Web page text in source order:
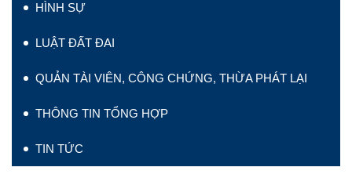
HÌNH SỰ
LUẬT ĐẤT ĐAI
QUẢN TÀI VIÊN, CÔNG CHỨNG, THỪA PHÁT LẠI
THÔNG TIN TỔNG HỢP
TIN TỨC